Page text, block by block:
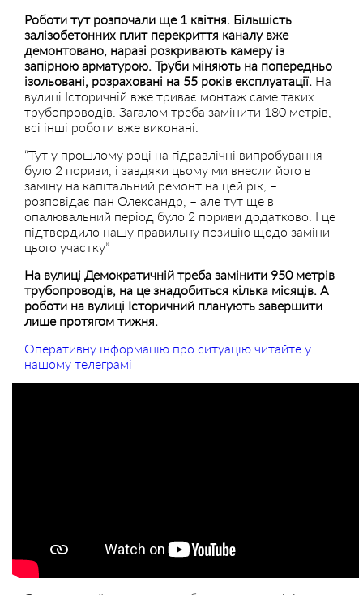
Роботи тут розпочали ще 1 квітня. Більшість
залізобетонних плит перекриття каналу вже
демонтовано, наразі розкривають камеру із
запірною арматурою. Труби міняють на попередньо
ізольовані, розраховані на 55 років експлуатації. На
вулиці Історичній вже триває монтаж саме таких
трубопроводів. Загалом треба замінити 180 метрів,
всі інші роботи вже виконані.
“Тут у прошлому році на гідравлічні випробування
було 2 пориви, і завдяки цьому ми внесли його в
заміну на капітальний ремонт на цей рік, –
розповідає пан Олександр, – але тут ще в
опалювальний період було 2 пориви додатково. І це
підтвердило нашу правильну позицію щодо заміни
цього участку”
На вулиці Демократичній треба замінити 950 метрів
трубопроводів, на це знадобиться кілька місяців. А
роботи на вулиці Історичний планують завершити
лише протягом тижня.
Оперативну інформацію про ситуацію читайте у
нашому телеграмі